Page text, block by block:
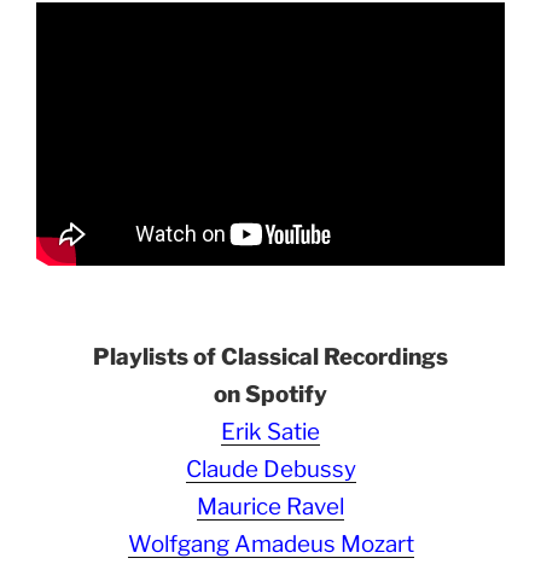
Playlists of Classical Recordings
on Spotify
Erik Satie
Claude Debussy
Maurice Ravel
Wolfgang Amadeus Mozart